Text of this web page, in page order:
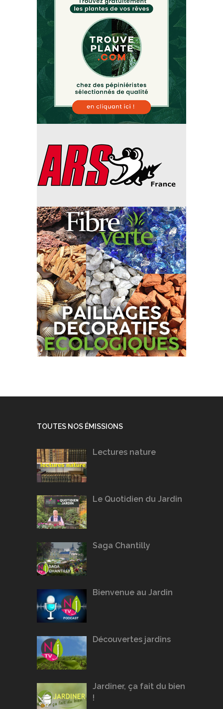
TOUTES NOS ÉMISSIONS
Lectures nature
Le Quotidien du Jardin
Saga Chantilly
Bienvenue au Jardin
Découvertes jardins
Jardiner, ça fait du bien
!